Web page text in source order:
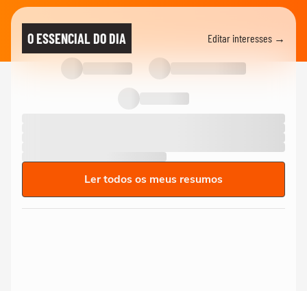
O ESSENCIAL DO DIA Editar interesses →
Ler todos os meus resumos